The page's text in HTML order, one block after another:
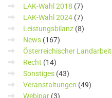
LAK-Wahl 2018 (7)
LAK-Wahl 2024 (7)
Leistungsbilanz (8)
News (167)
Österreichischer
Recht (14)
Sonstiges (43)
Veranstaltungen (49)
Webinar (3)